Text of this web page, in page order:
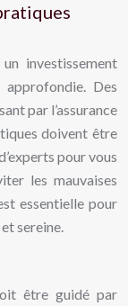
investissement
Des
par l’assurance
doivent être
pour vous
les mauvaises
essentielle pour
sereine.
être guidé par